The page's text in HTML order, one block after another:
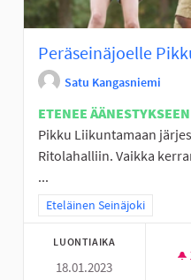
Peräseinäjoelle
Satu Kangasniemi
ETENEE ÄÄNESTYKSEEN
Pikku Liikuntamaan
Ritolahalliin. Vaikka
...
Rajaa tulokset teeman
Eteläinen Seinäjoki
LUONTIAIKA
18.01.2023